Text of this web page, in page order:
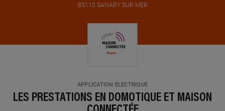
83110 SANARY SUR MER
APPLICATION ELECTRIQUE
LES PRESTATIONS EN DOMOTIQUE ET MAISON